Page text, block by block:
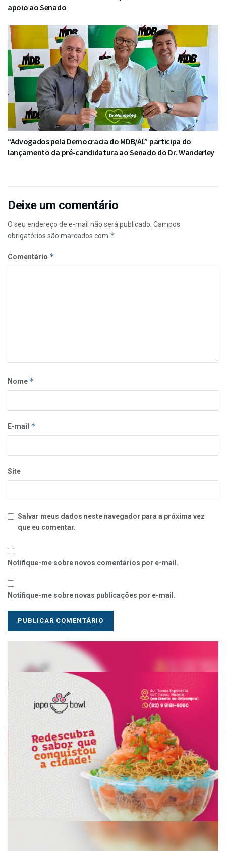
apoio ao Senado
“Advogados pela Democracia do MDB/AL” participa do
lançamento da pré-candidatura ao Senado do Dr. Wanderley
Deixe um comentário
O seu endereço de e-mail não será publicado. Campos
obrigatórios são marcados com *
Comentário *
Nome *
E-mail *
Site
Salvar meus dados neste navegador para a próxima vez
que eu comentar.
Notifique-me sobre novos comentários por e-mail.
Notifique-me sobre novas publicações por e-mail.